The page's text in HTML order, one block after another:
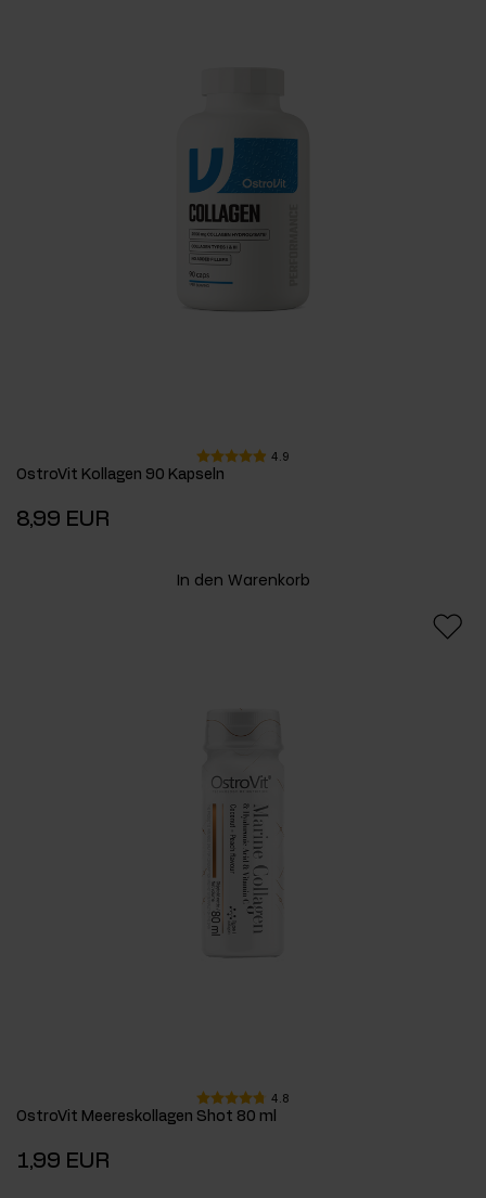
4.9
OstroVit Kollagen 90 Kapseln
8,99 EUR
In den Warenkorb
4.8
OstroVit Meereskollagen Shot 80 ml
1,99 EUR